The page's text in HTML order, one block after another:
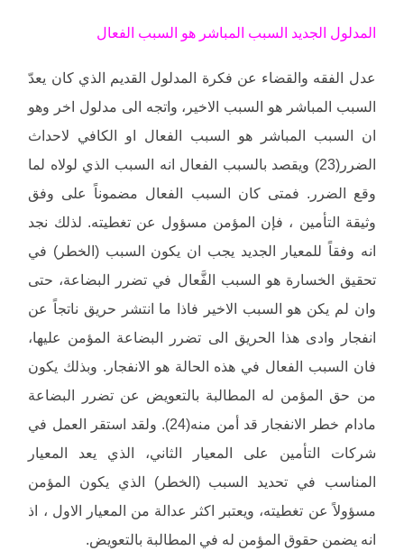
المدلول الجديد السبب المباشر هو السبب الفعال
عدل الفقه والقضاء عن فكرة المدلول القديم الذي كان يعدّ
السبب المباشر هو السبب الاخير، واتجه الى مدلول اخر وهو
ان السبب المباشر هو السبب الفعال او الكافي لاحداث
الضرر(23) ويقصد بالسبب الفعال انه السبب الذي لولاه لما
وقع الضرر. فمتى كان السبب الفعال مضموناً على وفق
وثيقة التأمين ، فإن المؤمن مسؤول عن تغطيته. لذلك نجد
انه وفقاً للمعيار الجديد يجب ان يكون السبب (الخطر) في
تحقيق الخسارة هو السبب الفَّعال في تضرر البضاعة، حتى
وان لم يكن هو السبب الاخير فاذا ما انتشر حريق ناتجاً عن
انفجار وادى هذا الحريق الى تضرر البضاعة المؤمن عليها،
فان السبب الفعال في هذه الحالة هو الانفجار. وبذلك يكون
من حق المؤمن له المطالبة بالتعويض عن تضرر البضاعة
مادام خطر الانفجار قد أمن منه(24). ولقد استقر العمل في
شركات التأمين على المعيار الثاني، الذي يعد المعيار
المناسب في تحديد السبب (الخطر) الذي يكون المؤمن
مسؤولاً عن تغطيته، ويعتبر اكثر عدالة من المعيار الاول ، اذ
انه يضمن حقوق المؤمن له في المطالبة بالتعويض.